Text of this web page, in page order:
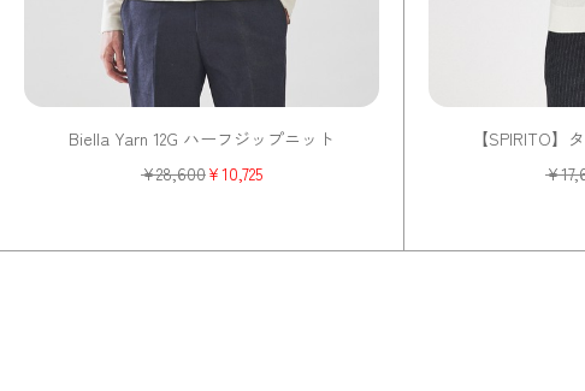
Biella Yarn 12G ハーフジップニット
¥28,600¥10,725
【SPIRITO】
¥